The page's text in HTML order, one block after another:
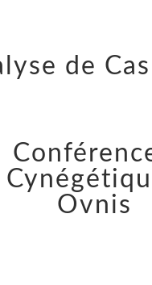
de
Ovnis